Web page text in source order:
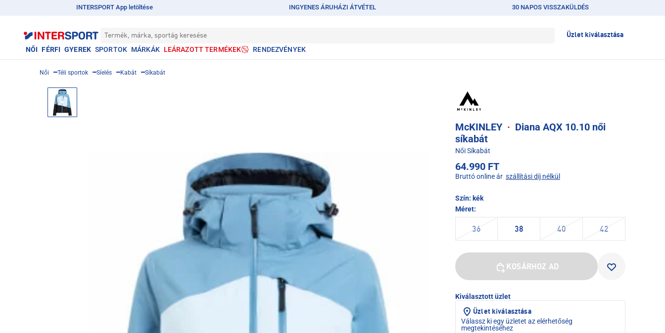
INTERSPORT App letöltése INGYENES ÁRUHÁZI ÁTVÉTEL 30 NAPOS VISSZAKÜLDÉS
Termék, márka, sportág keresése Üzlet kiválasztása
NŐI FÉRFI GYEREK SPORTOK MÁRKÁK LEÁRAZOTT TERMÉKEK RENDEZVÉNYEK
Női Téli sportok Síelés Kabát Síkabát
McKINLEY · Diana AQX 10.10 női
síkabát
Női Síkabát
64.990 FT
Bruttó online ár szállítási díj nélkül
Szín: kék
Méret:
36 38 40 42
KOSÁRHOZ AD
Kiválasztott üzlet
Üzlet kiválasztása
Válassz ki egy üzletet az elérhetőség
megtekintéséhez